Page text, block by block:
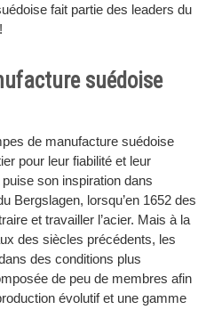
fait partie des leaders du
suédoise
de manufacture suédoise
pour leur fiabilité et leur
son inspiration dans
Bergslagen, lorsqu’en 1652 des
et travailler l’acier. Mais à la
des siècles précédents, les
des conditions plus
de peu de membres afin
évolutif et une gamme